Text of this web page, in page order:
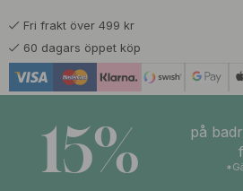
Vit
Fri frakt över 499 kr
60 dagars öppet köp
15%
på